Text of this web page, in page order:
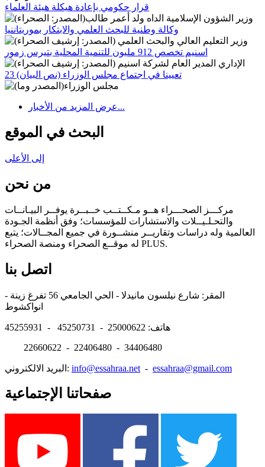
قرار حكومي بإعادة هيكلة هيئة العلماء
وكالة وطنية للبحث العلمي والابتكار بموريتاننيا
اسنيم تخصص 912 مليون للتنمية المحلية بتيرس زمور
23 تعيينا في اجتماع مجلس الوزراء (نص البيان)
عرض المزيد من الأخبار...
البحث في الموقع
إلى الأعلى
من نحن
مركـــز الصحـــراء هــو مـكــتــب خــبــرة يوفــر البيـانــات
والتحـلـيــلات والاستشارات للمؤسسات؛ وفق أنظمة الجـودة
العالمية وله دراسات وتقاريــر منشــورة في جميع المجــالات؛ يتبع
له موقــع الصحراء ومنصة الصحراء PLUS.
اتصل بنا
المقر: شارع نيلسون مانيدلا - الحي الجامعي 56 تفرغ زينة -
هاتف: 25000622 - 45250731 - 45255931
22660622 - 22406480 - 34406480
البريد الالكتروني: info@essahraa.net - essahraa@gmail.com
صفحاتنا الإجتماعية